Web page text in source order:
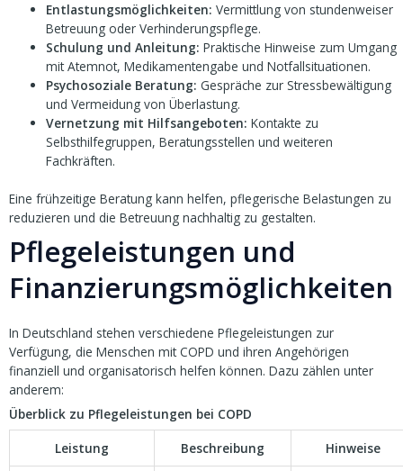
Entlastungsmöglichkeiten: Vermittlung von stundenweiser
Betreuung oder Verhinderungspflege.
Schulung und Anleitung: Praktische Hinweise zum Umgang
mit Atemnot, Medikamentengabe und Notfallsituationen.
Psychosoziale Beratung: Gespräche zur Stressbewältigung
und Vermeidung von Überlastung.
Vernetzung mit Hilfsangeboten: Kontakte zu
Selbsthilfegruppen, Beratungsstellen und weiteren
Fachkräften.
Eine frühzeitige Beratung kann helfen, pflegerische Belastungen zu
reduzieren und die Betreuung nachhaltig zu gestalten.
Pflegeleistungen und
Finanzierungsmöglichkeiten
In Deutschland stehen verschiedene Pflegeleistungen zur
Verfügung, die Menschen mit COPD und ihren Angehörigen
finanziell und organisatorisch helfen können. Dazu zählen unter
anderem:
Überblick zu Pflegeleistungen bei COPD
Leistung
Beschreibung Hinweise